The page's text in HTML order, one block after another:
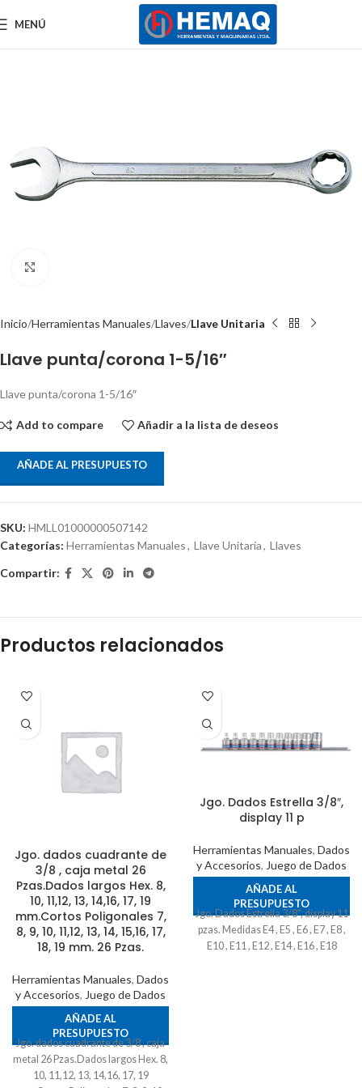
MENÚ
Inicio Herramientas Manuales Llaves Llave Unitaria
Llave punta/corona 1-5/16″
Llave punta/corona 1-5/16″
Add to compare Añadir a la lista de deseos
AÑADE AL PRESUPUESTO
SKU: HMLL01000000507142
Categorías: Herramientas Manuales, Llave Unitaria, Llaves
Compartir:
Productos relacionados
Jgo. dados cuadrante de
3/8 , caja metal 26
Pzas.Dados largos Hex. 8,
10, 11,12, 13, 14,16, 17, 19
mm.Cortos Poligonales 7,
8, 9, 10, 11,12, 13, 14, 15,16, 17,
18, 19 mm. 26 Pzas.
Herramientas Manuales, Dados
y Accesorios, Juego de Dados
AÑADE AL
PRESUPUESTO
Jgo. dados cuadrante de 3/8 , caja
metal 26 Pzas.Dados largos Hex. 8,
10, 11,12, 13, 14,16, 17, 19
Jgo. Dados Estrella 3/8″,
display 11 p
Herramientas Manuales, Dados
y Accesorios, Juego de Dados
AÑADE AL
PRESUPUESTO
Jgo. Dados Estrella 3/8", display 11
pzas. Medidas E4 , E5 , E6 , E7 , E8 ,
E10 , E11 , E12 , E14 , E16 , E18